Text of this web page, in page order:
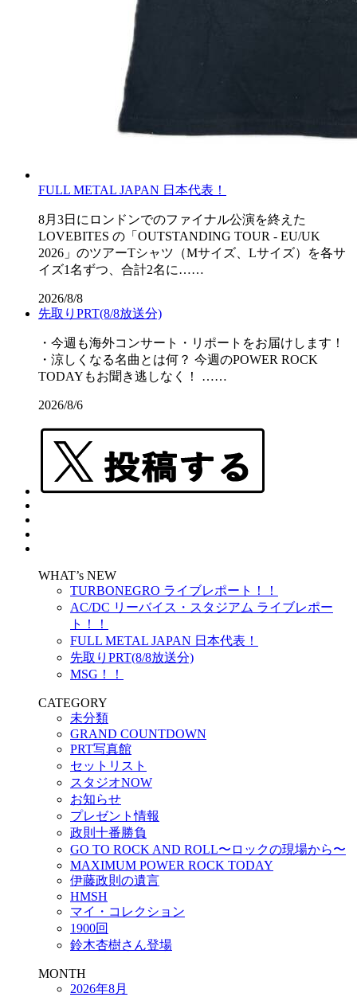
FULL METAL JAPAN 日本代表！
8月3日にロンドンでのファイナル公演を終えた
LOVEBITES の「OUTSTANDING TOUR - EU/UK
2026」のツアーTシャツ（Mサイズ、Lサイズ）を各サ
イズ1名ずつ、合計2名に……
2026/8/8
先取りPRT(8/8放送分)
・今週も海外コンサート・リポートをお届けします！
・涼しくなる名曲とは何？ 今週のPOWER ROCK
TODAYもお聞き逃しなく！ ……
2026/8/6
WHAT’s NEW
TURBONEGRO ライブレポート！！
AC/DC リーバイス・スタジアム ライブレポー
ト！！
FULL METAL JAPAN 日本代表！
先取りPRT(8/8放送分)
MSG！！
CATEGORY
未分類
GRAND COUNTDOWN
PRT写真館
セットリスト
スタジオNOW
お知らせ
プレゼント情報
政則十番勝負
GO TO ROCK AND ROLL〜ロックの現場から〜
MAXIMUM POWER ROCK TODAY
伊藤政則の遺言
HMSH
マイ・コレクション
1900回
鈴木杏樹さん登場
MONTH
2026年8月